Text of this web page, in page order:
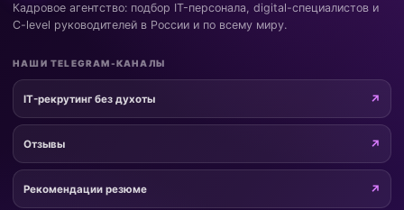
Кадровое агентство: подбор IT-персонала, digital-специалистов и
C-level руководителей в России и по всему миру.
НАШИ TELEGRAM-КАНАЛЫ
IT-рекрутинг без духоты
Отзывы
Рекомендации резюме